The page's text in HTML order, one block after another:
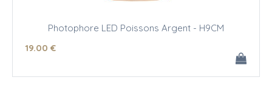
Photophore LED Poissons Argent - H9CM
19.00 €